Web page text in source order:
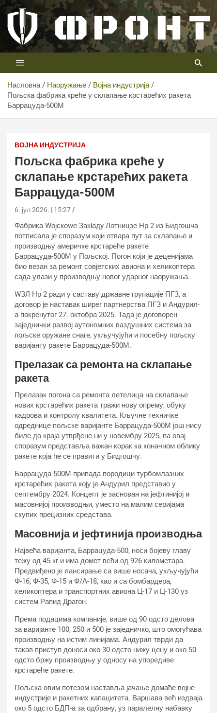
Скип
цонтент
Телевизија ФРОНТ
Први војни канал у Србији
Насловна Наоружање
Војна индустрија
Пољска фабрика креће у склапање крстарећих ракета
Баррацуда-500М
ВОЈНА ИНДУСТРИЈА
Пољска фабрика креће у
склапање крстарећих ракета
Баррацуда-500М
6. јул 2026. | 15:27
Фабрика Wојскоwе Закłадy Лотницзе Нр 2 из Бидгошча
потписала је споразум који отвара пут за склапање и
производњу америчке крстареће ракете
Баррацуда-500М у Пољској. Погон који је деценијама
био везан за ремонт совјетских авиона и хеликоптера
сада улази у производњу новог ударног наоружања.
WЗЛ Нр 2 ради у саставу државне групације ПГЗ, а
договор је наставак ширег партнерства ПГЗ и Андурил-
а покренутог 27. октобра 2025. Тада је договорен
заједнички развој аутономних ваздушних система за
пољске оружане снаге, укључујући и посебну пољску
варијанту ракете Баррацуда-500М.
Прелазак са ремонта на склапање
ракета
Прелазак погона са ремонта летелица на склапање
нових крстарећих ракета тражи нову опрему, обуку
кадрова и контролу квалитета. Кључне техничке
одреднице пољске варијанте Баррацуда-500М још нису
биле до краја утврђене ни у новембру 2025, па овај
споразум представља важан корак ка коначном облику
ракете која ће се правити у Бидгошчу.
Баррацуда-500М припада породици турбомлазних
крстарећих ракета коју је Андурил представио у
септембру 2024. Концепт је заснован на јефтинијој и
масовнијој производњи, уместо на малим серијама
скупих прецизних средстава.
Масовнија и јефтинија производња
Највећа варијанта, Баррацуда-500, носи бојеву главу
тежу од 45 кг и има домет већи од 926 километара.
Предвиђено је лансирање са више носача, укључујући
Ф-16, Ф-35, Ф-15 и Ф/А-18, као и са бомбардера,
хеликоптера и транспортних авиона Ц-17 и Ц-130 уз
систем Рапид Драгон.
Према подацима компаније, више од 90 одсто делова
за варијанте 100, 250 и 500 је заједничко, што омогућава
производњу на истим линијама. Андурил тврди да
такав приступ доноси око 30 одсто нижу цену и око 50
одсто бржу производњу у односу на упоредиве
крстареће ракете.
Пољска овим потезом наставља јачање домаће војне
индустрије и ракетних капацитета. Варшава већ издваја
око 5 одсто БДП-а за одбрану, уз паралелну набавку